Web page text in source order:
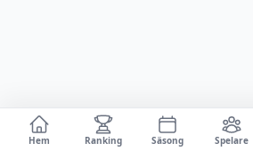
Hem Ranking Säsong Spelare